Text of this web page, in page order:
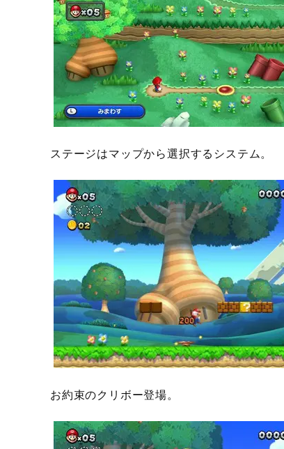
ステージはマップから選択するシステム。
お約束のクリボー登場。